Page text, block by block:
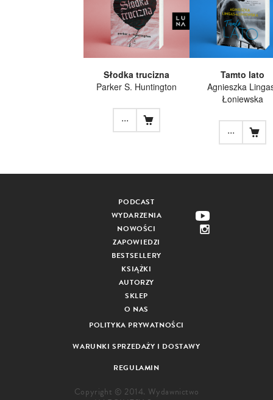
Słodka trucizna
Parker S. Huntington
...
Tamto lato
Agnieszka
Łoniewska
...
PODCAST
WYDARZENIA
NOWOŚCI
ZAPOWIEDZI
BESTSELLERY
KSIĄŻKI
AUTORZY
SKLEP
O NAS
POLITYKA PRYWATNOŚCI
WARUNKI SPRZEDAŻY I DOSTAWY
REGULAMIN
Copyright © 2014. Wydawnictwo